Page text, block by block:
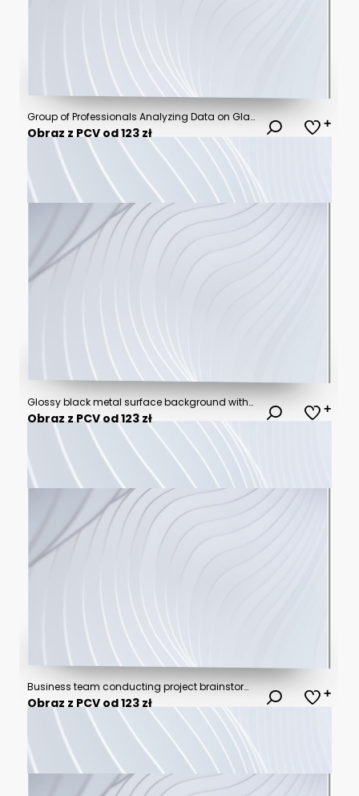
Group of Professionals Analyzing Data on Glass Board around Conference Table
Obraz z PCV od 123 zł
Glossy black metal surface background with diagonal ridges and reflective highlights for modern banner and industrial design use
Obraz z PCV od 123 zł
Business team conducting project brainstorming session in modern open concept office space with sticky notes problem solving brainstorming teamwork business strategy
Obraz z PCV od 123 zł